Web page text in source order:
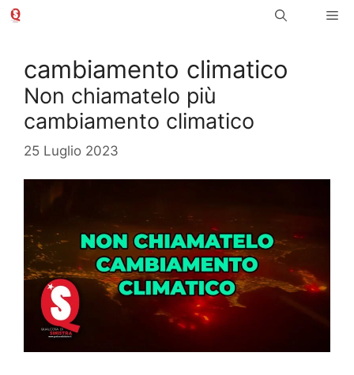
Vai
cambiamento climatico
Non chiamatelo più
cambiamento climatico
25 Luglio 2023